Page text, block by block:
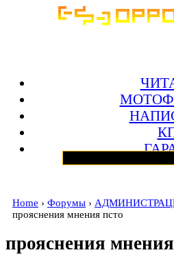
Home › Форумы ›
прояснения мнения псто
прояснения